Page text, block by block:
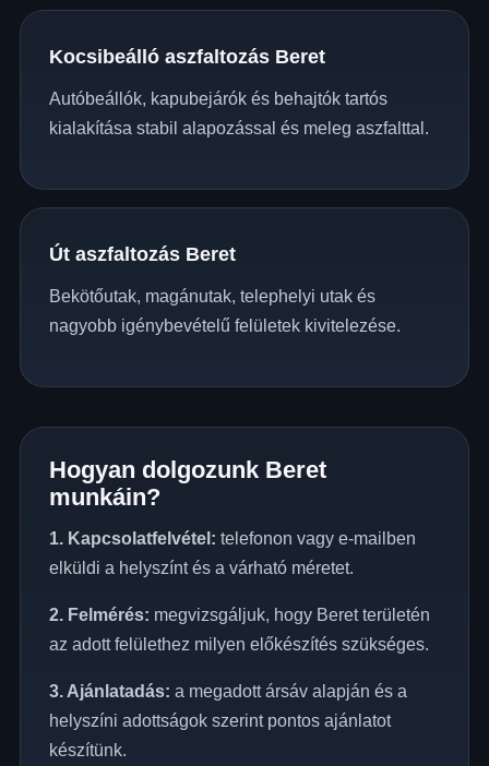
Kocsibeálló aszfaltozás Beret
Autóbeállók, kapubejárók és behajtók tartós
kialakítása stabil alapozással és meleg aszfalttal.
Út aszfaltozás Beret
Bekötőutak, magánutak, telephelyi utak és
nagyobb igénybevételű felületek kivitelezése.
Hogyan dolgozunk Beret
munkáin?
1. Kapcsolatfelvétel: telefonon vagy e-mailben
elküldi a helyszínt és a várható méretet.
2. Felmérés: megvizsgáljuk, hogy Beret területén
az adott felülethez milyen előkészítés szükséges.
3. Ajánlatadás: a megadott ársáv alapján és a
helyszíni adottságok szerint pontos ajánlatot
készítünk.